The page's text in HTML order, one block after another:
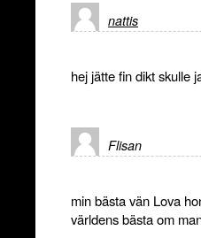
nattis
hej jätte fin dikt skulle
Flisan
min bästa vän Lova
världens bästa om